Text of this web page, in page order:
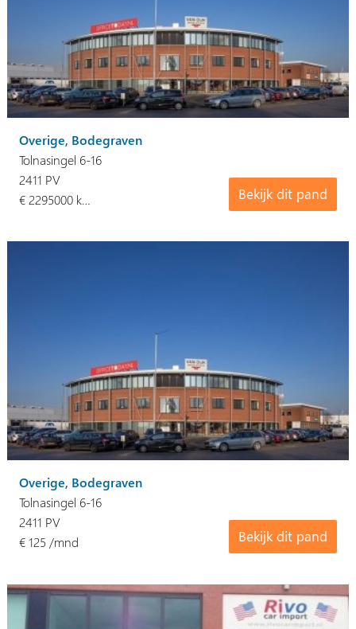
Overige, Bodegraven
Tolnasingel 6-16
Bekijk dit pand
2411 PV
€ 2295000 k…
Overige, Bodegraven
Tolnasingel 6-16
Bekijk dit pand
2411 PV
€ 125 /mnd